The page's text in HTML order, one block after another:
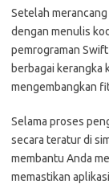
Setelah
dengan menulis
pemrograman
berbagai kerangka
mengembangkan
Selama proses
secara teratur di
membantu Anda
memastikan